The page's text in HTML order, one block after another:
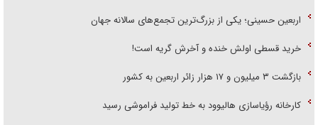
اربعین حسینی؛ یکی از بزرگ‌ترین تجمع‌های سالانه جهان
خرید قسطی اولش خنده و آخرش گریه است!
بازگشت ۳ میلیون و ۱۷ هزار زائر اربعین به کشور
کارخانه رؤیاسازی هالیوود به خط تولید فراموشی رسید